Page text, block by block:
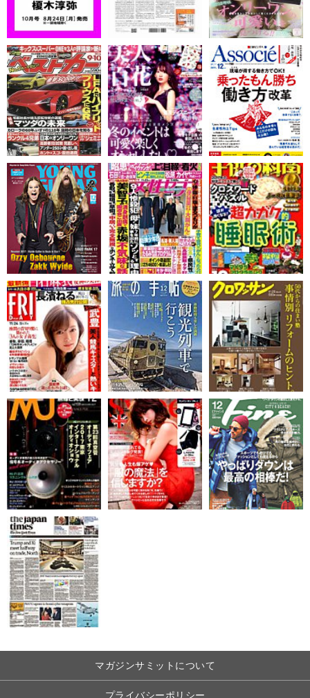
マガジンサミットについて
プライバシーポリシー